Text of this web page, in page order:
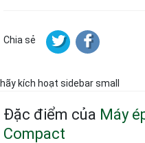
Chia sẻ
hãy kích hoạt sidebar small
Đặc điểm của Máy
Compact